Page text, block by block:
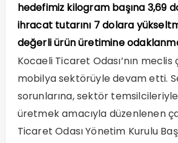
hedefimiz kilogram başına 3,69
ihracat tutarını 7 dolara
değerli ürün üretimine
Kocaeli Ticaret Odası’nın meclis
mobilya sektörüyle devam etti.
sorunlarına, sektör
üretmek amacıyla düzenlenen
Ticaret Odası Yönetim Kurulu